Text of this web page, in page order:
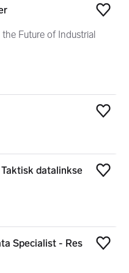
Future of Industrial
datalinkse
Specialist - Res